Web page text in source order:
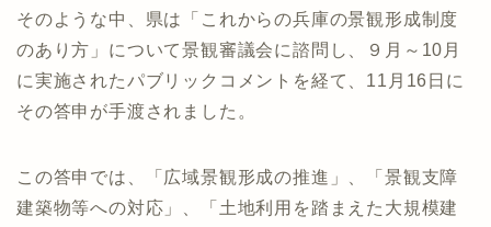
そのような中、県は「これからの兵庫の景観形成制度
のあり方」について景観審議会に諮問し、９月～10月
に実施されたパブリックコメントを経て、11月16日に
その答申が手渡されました。
この答申では、「広域景観形成の推進」、「景観支障
建築物等への対応」、「土地利用を踏まえた大規模建